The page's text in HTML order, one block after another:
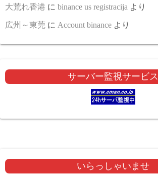
大荒れ香港 に binance us registracija より
広州～東莞 に Account binance より
サーバー監視サービス
いらっしゃいませ